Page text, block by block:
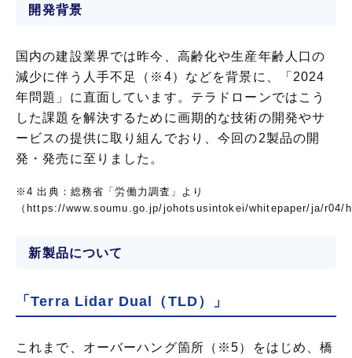
開発背景
国内の建設業界では昨今、高齢化や生産年齢人口の
減少に伴う人手不足（※4）などを背景に、「2024
年問題」に直面しています。テラドローンではこう
した課題を解決するために画期的な技術の開発やサ
ービスの提供に取り組んでおり、今回の2製品の開
発・発売に至りました。
※4 出典：総務省「労働力調査」より
（https://www.soumu.go.jp/johotsusintokei/whitepaper/ja/r04/
新製品について
「Terra Lidar Dual（TLD）」
これまで、オーバーハング箇所（※5）をはじめ、橋